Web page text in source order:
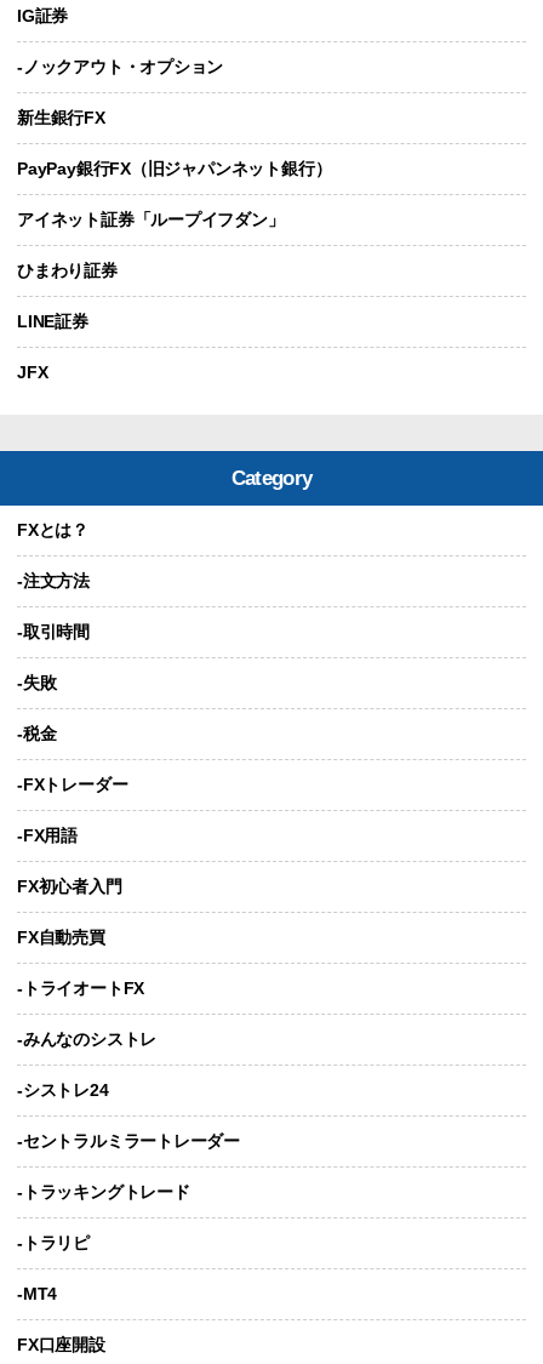
IG証券
-ノックアウト・オプション
新生銀行FX
PayPay銀行FX（旧ジャパンネット銀行）
アイネット証券「ループイフダン」
ひまわり証券
LINE証券
JFX
Category
FXとは？
-注文方法
-取引時間
-失敗
-税金
-FXトレーダー
-FX用語
FX初心者入門
FX自動売買
-トライオートFX
-みんなのシストレ
-シストレ24
-セントラルミラートレーダー
-トラッキングトレード
-トラリピ
-MT4
FX口座開設